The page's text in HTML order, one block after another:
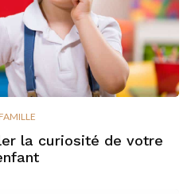
FAMILLE
la curiosité de votre